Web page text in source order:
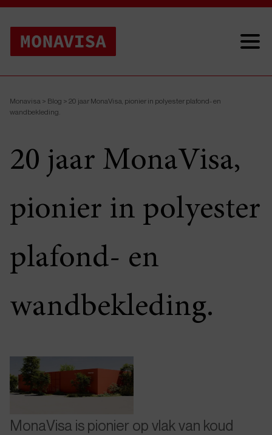
Monavisa > Blog > 20 jaar MonaVisa, pionier in polyester plafond- en
wandbekleding.
20 jaar MonaVisa,
pionier in polyester
plafond- en
wandbekleding.
MonaVisa is pionier op vlak van koud